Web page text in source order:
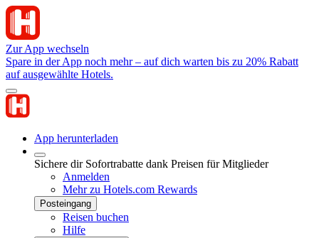
Zur App wechseln
Spare in der App noch mehr – auf dich warten bis zu 20% Rabatt
auf ausgewählte Hotels.
App herunterladen
Sichere dir Sofortrabatte dank Preisen für Mitglieder
Anmelden
Mehr zu Hotels.com Rewards
Posteingang
Reisen buchen
Hilfe